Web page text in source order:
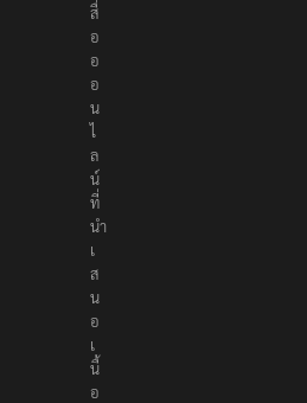
น
สื่
อ
อ
อ
น
ไ
ล
น์
ที่
นำ
เ
ส
น
อ
เ
นื้